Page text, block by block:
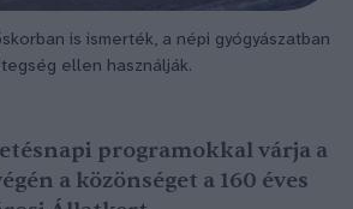
is ismerték, a népi gyógyászatban
ellen használják.
programokkal várja a
a közönséget a 160 éves